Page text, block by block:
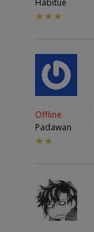
Habitué
★★★
Offline
Padawan
★★